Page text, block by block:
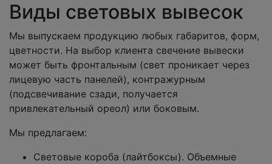
Виды световых вывесок
Мы выпускаем продукцию любых габаритов, форм,
цветности. На выбор клиента свечение вывески
может быть фронтальным (свет проникает через
лицевую часть панелей), контражурным
(подсвечивание сзади, получается
привлекательный ореол) или боковым.
Мы предлагаем:
Световые короба (лайтбоксы). Объемные